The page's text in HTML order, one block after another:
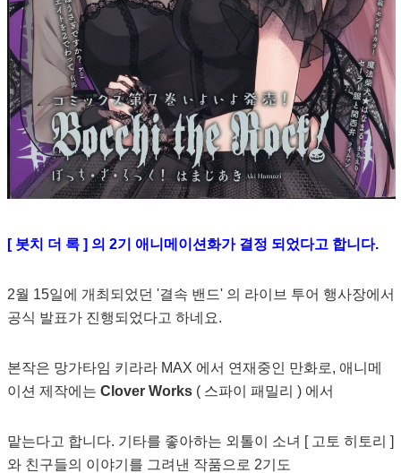
[ 봇치 더 록 ] 의 2기 애니메이션화가 결정 되었다고 합니다.
2월 15일에 개최되었던 '결속 밴드' 의 라이브 투어 행사장에서
공식 발표가 진행되었다고 하네요.
본작은 망가타임 키라라 MAX 에서 연재중인 만화로, 애니메
이션 제작에는 Clover Works( 스파이 패밀리 ) 에서
맡는다고 합니다. 기타를 좋아하는 외톨이 소녀 [ 고토 히토리 ]
와 친구들의 이야기를 그려낸 작품으로 2기도